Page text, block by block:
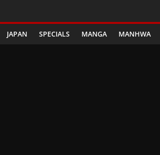
JAPAN SPECIALS MANGA MANHWA